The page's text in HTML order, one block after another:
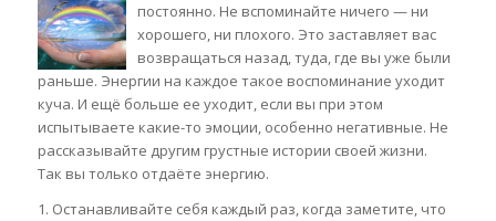
постоянно. Не вспоминайте ничего — ни
хорошего, ни плохого. Это заставляет вас
возвращаться назад, туда, где вы уже были
раньше. Энергии на каждое такое воспоминание уходит
куча. И ещё больше ее уходит, если вы при этом
испытываете какие-то эмоции, особенно негативные. Не
рассказывайте другим грустные истории своей жизни.
Так вы только отдаёте энергию.
1. Останавливайте себя каждый раз, когда заметите, что